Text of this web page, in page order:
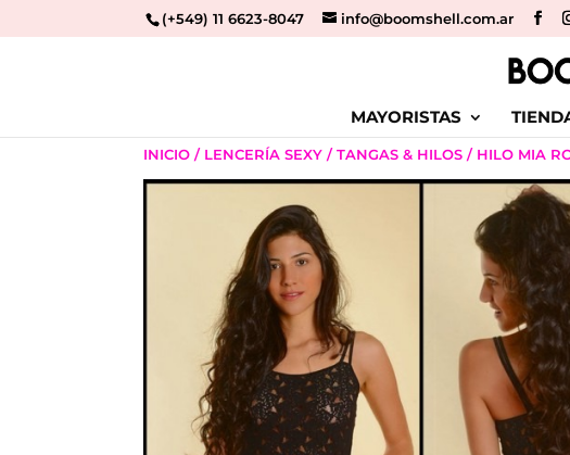
(+549) 11 6623-8047 info@boomshell.com.ar
MAYORISTAS
INICIO / LENCERÍA SEXY /TANGAS & HILOS / HILO MIA